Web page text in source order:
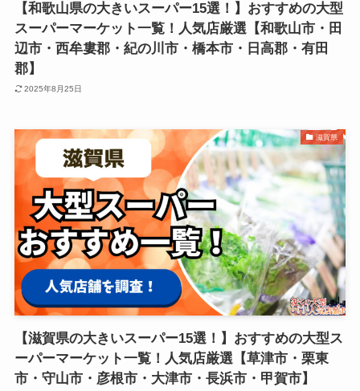
【和歌山県の大きいスーパー15選！】おすすめの大型
スーパーマーケット一覧！人気店厳選【和歌山市・田
辺市・西牟婁郡・紀の川市・橋本市・日高郡・有田
郡】
2025年8月25日
滋賀県
【滋賀県の大きいスーパー15選！】おすすめの大型ス
ーパーマーケット一覧！人気店厳選【草津市・栗東
市・守山市・彦根市・大津市・長浜市・甲賀市】